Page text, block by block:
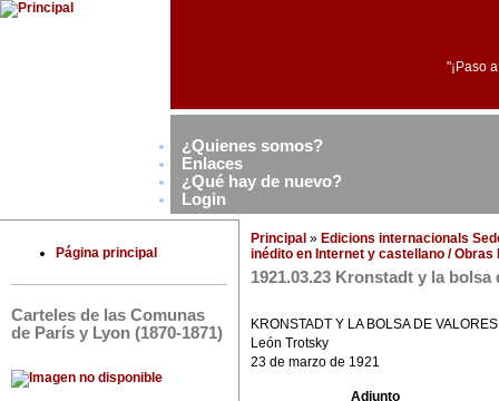
"¡Paso
¿Quienes somos?
Enlaces
¿Qué hay de nuevo?
Login
Página principal
Carteles de las Comunas
de París y Lyon (1870-1871)
Principal » Edicions internacionals
inédito en Internet y castellano / Obras
1921.03.23 Kronstadt y la bolsa
KRONSTADT Y LA BOLSA DE VALORES
León Trotsky
23 de marzo de 1921
Adjunto